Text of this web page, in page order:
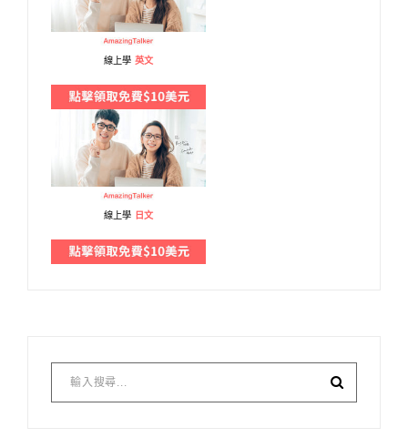
線上學 英文
線上學 日文